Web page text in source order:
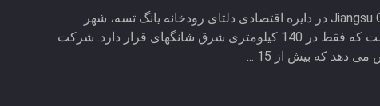
Jiangsu Golbond Precision Co.,Ltd در دایره اقتصادی دلتای رودخانه یانگ تسه، شهر
Zhangjiagang واقع شده است که فقط در 140 کیلومتری شرق شانگهای قرار دارد. شرکت